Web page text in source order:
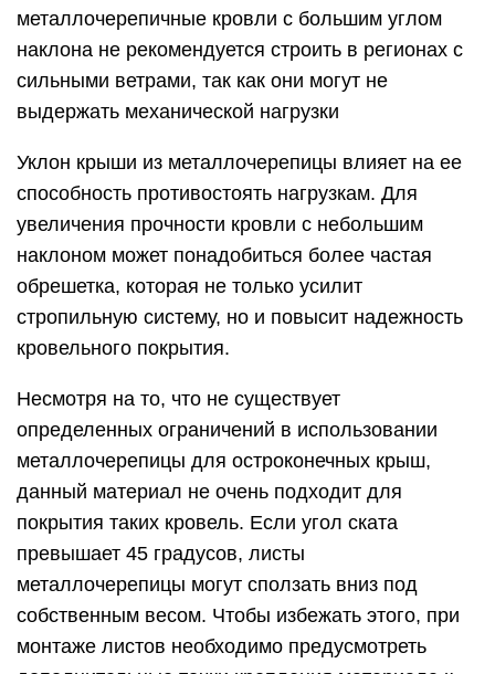
металлочерепичные кровли с большим углом
наклона не рекомендуется строить в регионах с
сильными ветрами, так как они могут не
выдержать механической нагрузки
Уклон крыши из металлочерепицы влияет на ее
способность противостоять нагрузкам. Для
увеличения прочности кровли с небольшим
наклоном может понадобиться более частая
обрешетка, которая не только усилит
стропильную систему, но и повысит надежность
кровельного покрытия.
Несмотря на то, что не существует
определенных ограничений в использовании
металлочерепицы для остроконечных крыш,
данный материал не очень подходит для
покрытия таких кровель. Если угол ската
превышает 45 градусов, листы
металлочерепицы могут сползать вниз под
собственным весом. Чтобы избежать этого, при
монтаже листов необходимо предусмотреть